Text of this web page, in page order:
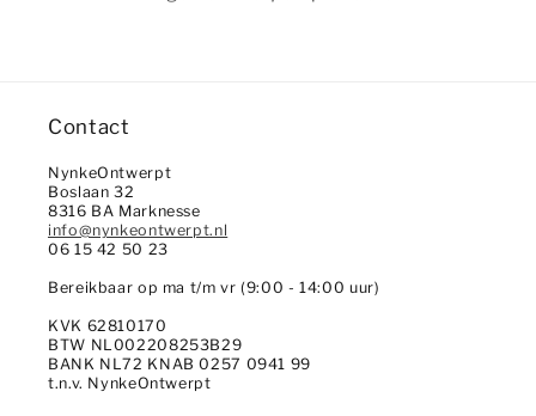
Contact
NynkeOntwerpt
Boslaan 32
8316 BA Marknesse
info@nynkeontwerpt.nl
06 15 42 50 23
Bereikbaar op ma t/m vr (9:00 - 14:00 uur)
KVK 62810170
BTW NL002208253B29
BANK NL72 KNAB 0257 0941 99
t.n.v. NynkeOntwerpt